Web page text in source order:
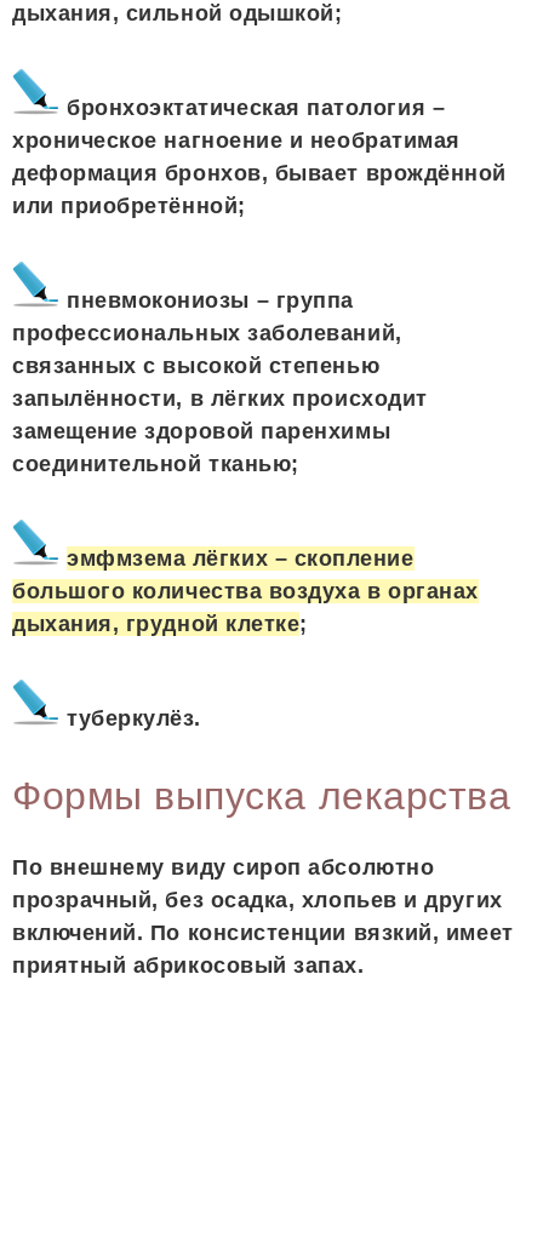
дыхания, сильной одышкой;
бронхоэктатическая патология –
хроническое нагноение и необратимая
деформация бронхов, бывает врождённой
или приобретённой;
пневмокониозы – группа
профессиональных заболеваний,
связанных с высокой степенью
запылённости, в лёгких происходит
замещение здоровой паренхимы
соединительной тканью;
эмфмзема лёгких – скопление
большого количества воздуха в органах
дыхания, грудной клетке;
туберкулёз.
Формы выпуска лекарства
По внешнему виду сироп абсолютно
прозрачный, без осадка, хлопьев и других
включений. По консистенции вязкий, имеет
приятный абрикосовый запах.